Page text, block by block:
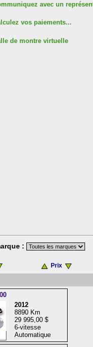
avec un
vos paiements...
de montre virtuelle
:
Prix
2012
8890 Km
29 995,00 $
6-vitesse
Automatique